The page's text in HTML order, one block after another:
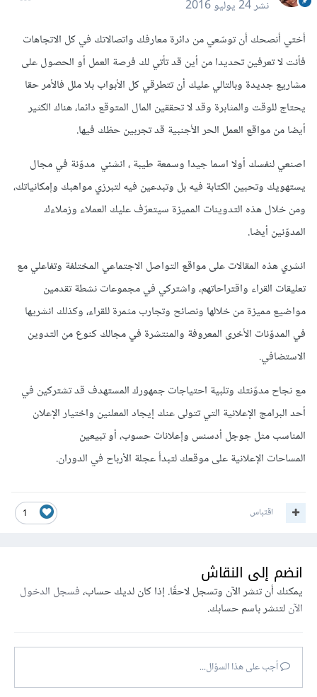
نشر24 يوليو 2016
أختي أنصحك أن توسّعي من دائرة معارفك واتصالاتك في كل الاتجاهات
فأنت لا تعرفين تحديدا من أين قد تأتي لك فرصة العمل أو الحصول على
مشاريع جديدة وبالتالي عليك أن تتطرقي كل الأبواب بلا ملل فالأمر حقا
يحتاج للوقت والمثابرة وقد لا تحققين المال المتوقع دائما، هناك الكثير
أيضا من مواقع العمل الحر الأجنبية قد تجربين حظك فيها.
اصنعي لنفسك أولا اسما جيدا وسمعة طيبة ، انشئي مدوّنة في مجال
يستهويك وتحبين الكتابة فيه بل وتبدعين فيه لتبرزي مواهبك وإمكانياتك،
ومن خلال هذه التدوينات المميزة سيتعرّف عليك العملاء وزملاءك
المدوّنين أيضا.
انشري هذه المقالات على مواقع التواصل الاجتماعي المختلفة وتفاعلي مع
تعليقات القراء واقتراحاتهم، واشتركي في مجموعات نشطة تقدمين
مواضيع مميزة من خلالها ونصائح وتجارب مثمرة للقراء، وكذلك انشريها
في المدوّنات الأخرى المعروفة والمنتشرة في مجالك كنوع من التدوين
الاستضافي.
مع نجاح مدوّنتك وتلبية احتياجات جمهورك المستهدف قد تشتركين في
أحد البرامج الإعلانية التي تتولى عنك إيجاد المعلنين واختيار الإعلان
المناسب مثل جوجل أدسنس وإعلانات حسوب، أو تبيعين
المساحات الإعلانية على موقعك لتبدأ عجلة الأرباح في الدوران.
1 اقتباس
انضم إلى النقاش
يمكنك أن تنشر الآن وتسجل لاحقًا. إذا كان لديك حساب،فسجل الدخول
الآنلتنشر باسم حسابك.
أجب على هذا السؤال...